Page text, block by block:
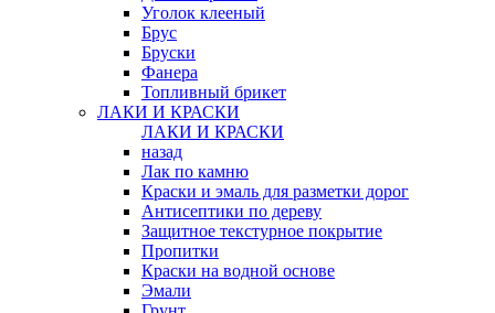
Уголок клееный
Брус
Бруски
Фанера
Топливный брикет
ЛАКИ И КРАСКИ
ЛАКИ И КРАСКИ
назад
Лак по камню
Краски и эмаль для разметки дорог
Антисептики по дереву
Защитное текстурное покрытие
Пропитки
Краски на водной основе
Эмали